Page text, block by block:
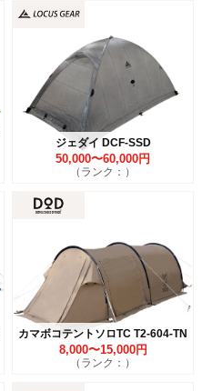
ジェダイ DCF-SSD
50,000〜60,000円
（ランク：）
カマボコテントソロTC T2-604-TN
8,000〜15,000円
（ランク：）